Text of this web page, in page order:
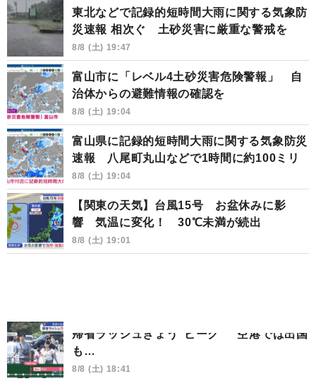
東北などで記録的短時間大雨に関する気象防
災速報 相次ぐ 土砂災害に厳重な警戒を
8/8 (土) 19:47
富山市に「レベル4土砂災害危険警報」 自
治体からの避難情報の確認を
8/8 (土) 19:04
富山県に記録的短時間大雨に関する気象防災
速報 八尾町丸山などで1時間に約100ミリ
8/8 (土) 19:04
【関東の天気】台風15号 お盆休みに影
響 気温に変化！ 30℃未満が続出
8/8 (土) 19:01
帰省ラッシュきょう“ピーク” 空港では出国
も…
8/8 (土) 18:41